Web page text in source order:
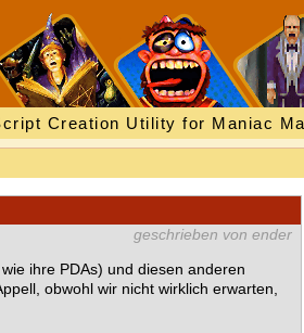
Creation Utility for Maniac
geschrieben von ender
ihre PDAs) und diesen anderen
obwohl wir nicht wirklich erwarten,